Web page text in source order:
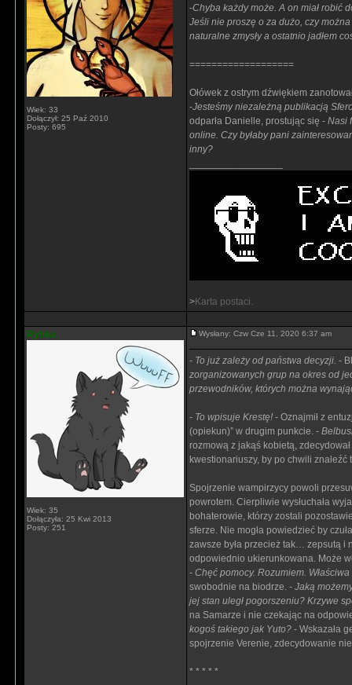
Wiek: 33
Dołączył: 25 Paź 2010
Posty: 695
-Chyba każdy może. A on miał robić
Jeśli nie proszę o za dużo, czy
naturalne zmysły a ostatnio jadłem
===================
Ołówek z ostrym dźwiękiem
-Jesteśmy niezależną publikacją
odparła Danielle, prostując się - Nasi
online. Czy byłaby pani
inny?
>Karta postaci.
Rybka
Wiek: 35
Dołączyła: 25 Kwi 2013
Posty: 251
Wysłany: Czw Cze 11, 2020 6:37 am
- To już zależy od państwa decyzji. -
zorganizowanych grup na okres od
przewodników, których można
- To wpisuje Krestę! - Oznajmił z
(opiekun)” w drugim punkcie. -
rozmową z jakąś kobietą,
kwestionariuszy, by po chwili znaleźć
Spojrzenie wampirzycy powoli
powrotem. Cierpliwie wysłuchała
bohaterowie, którzy zostali
sferze. Nie mogła powiedzieć by
zawsze była przecież tak… zepsutą i
odpowiednio ukierunkowana. Może
- Chęć pomocy. Rozumiem.
swobodnie na biodrze. - Jaką
jej stan uległ pogorszeniu? Krzywe
na Samarze i nie czekając na
kogoś takiego jak Yuto? - Wskazała
spojrzenie Verenie, zdecydowanie
* * * * *